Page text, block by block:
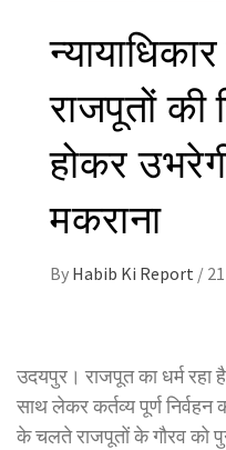
राजपूतों
होकर
मकराना
By Habib Ki Report /
उदयपुर। राजपूत का धर्म रहा है
साथ लेकर कर्तव्य पूर्ण
के चलते राजपूतों के गौरव को